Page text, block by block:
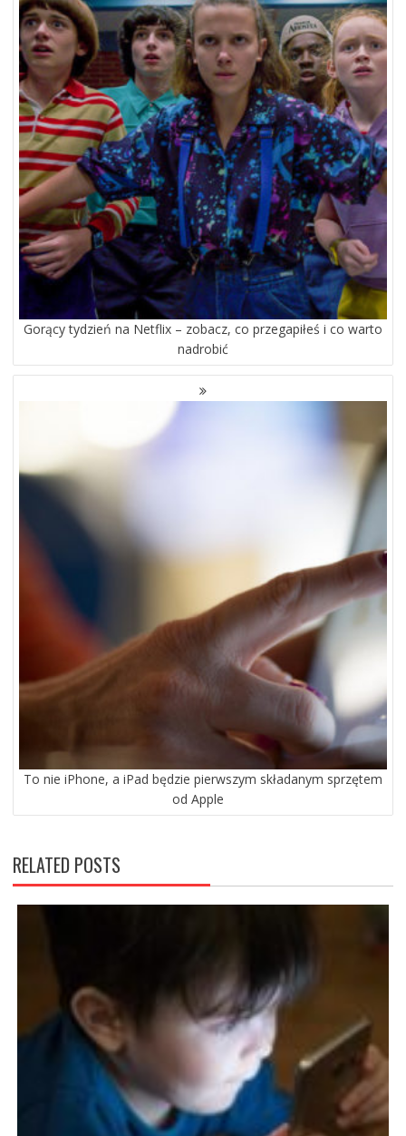
Gorący tydzień na Netflix – zobacz, co przegapiłeś i co warto
nadrobić
To nie iPhone, a iPad będzie pierwszym składanym sprzętem
od Apple
RELATED POSTS